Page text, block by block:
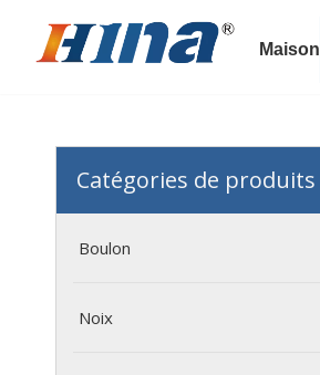
Maison
Catégories de produits
Boulon
Noix